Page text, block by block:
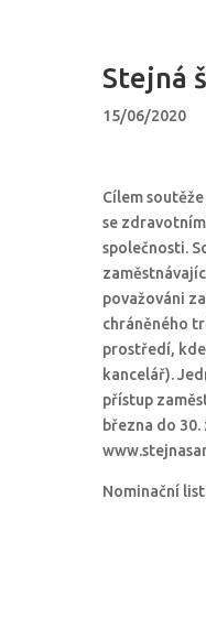
Stejná
15/06/2020
Cílem
se
společnosti.
považováni
chráněného
prostředí,
kancelář).
přístup
března do
Nominační